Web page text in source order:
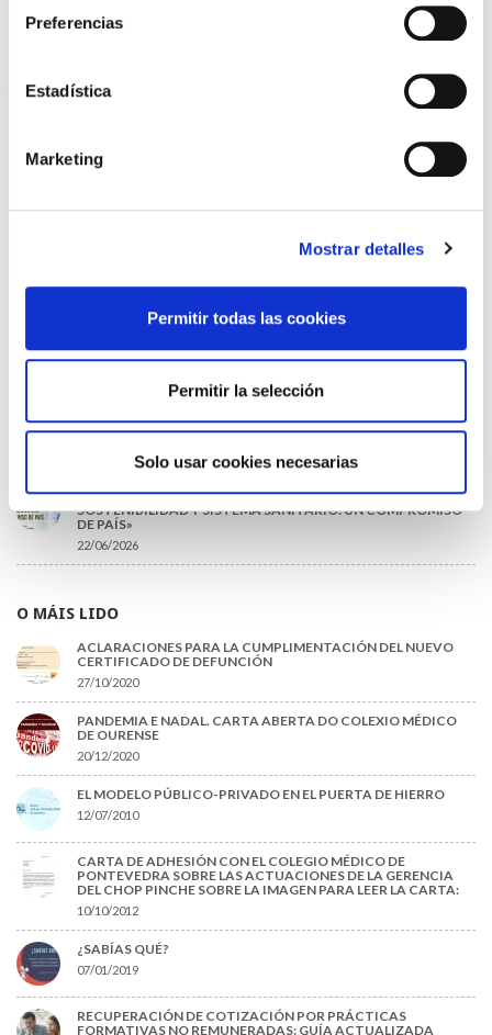
Preferencias
Estadística
Marketing
Mostrar detalles
Permitir todas las cookies
Permitir la selección
Solo usar cookies necesarias
28/07/2026
EL COLEGIO MÉDICO DE OURENSE CONVOCA EL I CERTAMEN
DE CASOS CLÍNICOS PARA MÉDICOS INTERNOS RESIDENTES
(MIR)
TRÁFICO SUPRIME LAS EXENCIONES MÉDICAS PARA EL USO
DEL CASCO Y DEL CINTURÓN DE SEGURIDAD
CONDICIONES DE LOS MÉDICOS QUE ATIENDEN A
EL COLEGIO DE MÉDICOS DE OURENSE EXIGE MEDIDAS
URGENCIAS DEL CHUO
COLEGIADAS/OS EN ACTIVO QUE HAN EJERCIDO O EJERCEN
PUESTOS DE JEFATURA / DIRECCIÓN / COORDINACIÓN
03/07/2026
DISPONIBLE LA GRABACIÓN DE LA JORNADA «SALUD,
SOSTENIBILIDAD Y SISTEMA SANITARIO: UN COMPROMISO
DE PAÍS»
22/06/2026
O MÁIS LIDO
ACLARACIONES PARA LA CUMPLIMENTACIÓN DEL NUEVO
CERTIFICADO DE DEFUNCIÓN
27/10/2020
PANDEMIA E NADAL. CARTA ABERTA DO COLEXIO MÉDICO
DE OURENSE
20/12/2020
EL MODELO PÚBLICO-PRIVADO EN EL PUERTA DE HIERRO
12/07/2010
CARTA DE ADHESIÓN CON EL COLEGIO MÉDICO DE
PONTEVEDRA SOBRE LAS ACTUACIONES DE LA GERENCIA
DEL CHOP PINCHE SOBRE LA IMAGEN PARA LEER LA CARTA:
10/10/2012
¿SABÍAS QUÉ?
07/01/2019
RECUPERACIÓN DE COTIZACIÓN POR PRÁCTICAS
FORMATIVAS NO REMUNERADAS: GUÍA ACTUALIZADA